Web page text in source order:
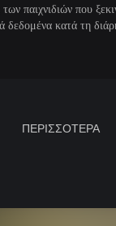
παιχνιδιών που
δεδομένα κατά τη
ΠΕΡΙΣΣΟΤΕΡΑ